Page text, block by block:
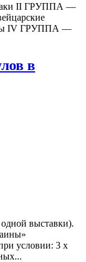
II ГРУППА —
IV ГРУППА —
в
выставки).
условии: 3 х